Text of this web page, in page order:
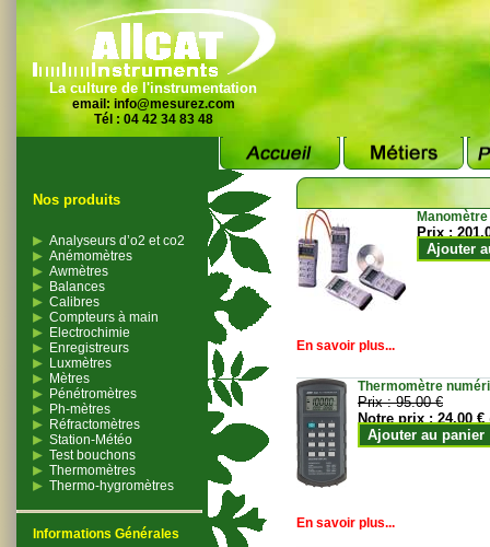
La culture de l'instrumentation
email: info@mesurez.com
Tél : 04 42 34 83 48
Nos produits
Analyseurs d’o2 et co2
Anémomètres
Awmètres
Balances
Calibres
Compteurs à main
Electrochimie
Enregistreurs
Luxmètres
Mètres
Pénétromètres
Ph-mètres
Réfractomètres
Station-Météo
Test bouchons
Thermomètres
Thermo-hygromètres
Informations Générales
Prix :
Ajouter
En savoir plus...
Thermomètre
Prix :95.00 €
Notre prix :24.00 €
Ajouter au panier
En savoir plus...